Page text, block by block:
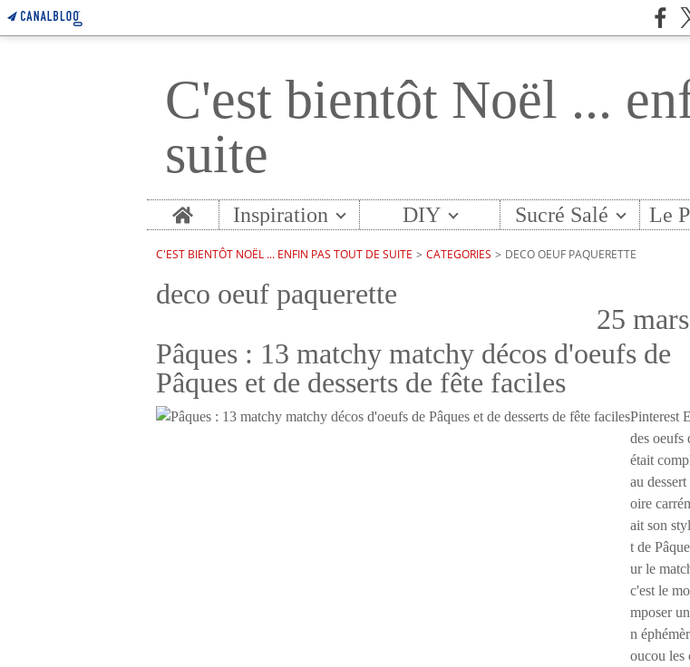
C'est bientôt Noël ...
suite
Home Inspiration DIY Sucré Salé Le
C'EST BIENTÔT NOËL ... ENFIN PAS TOUT DE SUITE > CATEGORIES > DECO OEUF PAQUERETTE
deco oeuf paquerette
25
Pâques : 13 matchy matchy décos d'oeufs de
Pâques et de desserts de fête faciles
Pinterest
des oeufs
était
au
oire
ait son
t de
ur le
c'est le
mposer
n
oucou les